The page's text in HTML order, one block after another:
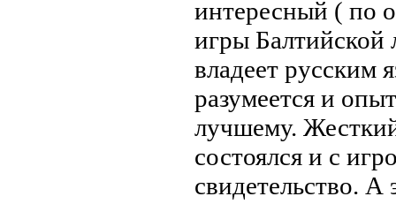
интересный ( по
игры Балтийской
владеет русским
разумеется и
лучшему.
состоялся и с
свидетельство.